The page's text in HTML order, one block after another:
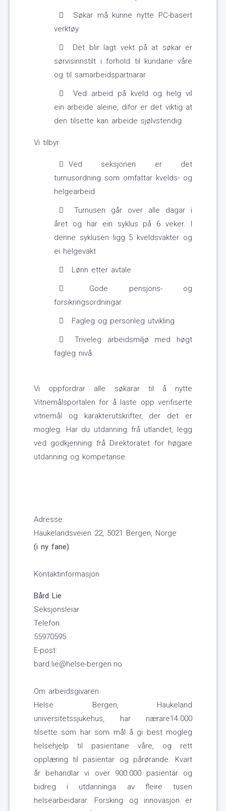
Søkar må kunne nytte PC-basert
verktøy
Det blir lagt vekt på at søkar er
sørvisinnstilt i forhold til kundane våre
og til samarbeidspartnarar
Ved arbeid på kveld og helg vil
ein arbeide aleine, difor er det viktig at
den tilsette kan arbeide sjølvstendig
Vi tilbyr
Ved seksjonen er det
turnusordning som omfattar kvelds- og
helgearbeid
Turnusen går over alle dagar i
året og har ein syklus på 6 veker. I
denne syklusen ligg 5 kveldsvakter og
ei helgevakt
Lønn etter avtale
Gode pensjons- og
forsikringsordningar
Fagleg og personleg utvikling
Triveleg arbeidsmiljø med høgt
fagleg nivå
Vi oppfordrar alle søkarar til å nytte
Vitnemålsportalen for å laste opp verifiserte
vitnemål og karakterutskrifter, der det er
mogleg. Har du utdanning frå utlandet, legg
ved godkjenning frå Direktoratet for høgare
utdanning og kompetanse.
Adresse:
Haukelandsveien 22, 5021 Bergen, Norge
(i ny fane)
Kontaktinformasjon
Bård Lie
Seksjonsleiar
Telefon:
55970595
E-post:
bard.lie@helse-bergen.no
Om arbeidsgivaren
Helse Bergen, Haukeland
universitetssjukehus, har nærare14.000
tilsette som har som mål å gi best mogleg
helsehjelp til pasientane våre, og rett
opplæring til pasientar og pårørande. Kvart
år behandlar vi over 900.000 pasientar og
bidreg i utdanninga av fleire tusen
helsearbeidarar. Forsking og innovasjon er